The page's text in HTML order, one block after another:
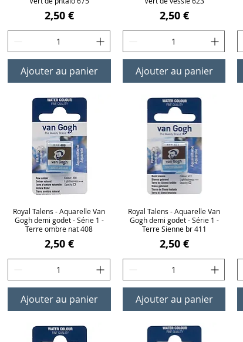
Prix
2,50 €
Ajouter au panier
Prix
2,50 €
Ajouter au panier
Aperçu rapide
Royal Talens - Aquarelle Van
Gogh demi godet - Série 1 -
Terre ombre nat 408
Prix
2,50 €
Ajouter au panier
Aperçu rapide
Royal Talens - Aquarelle Van
Gogh demi godet - Série 1 -
Terre Sienne br 411
Prix
2,50 €
Ajouter au panier